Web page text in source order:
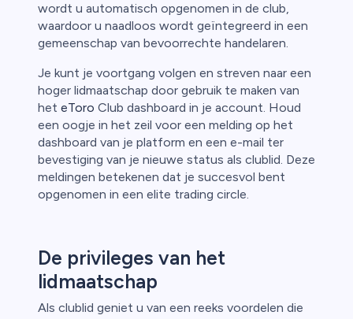
wordt u automatisch opgenomen in de club,
waardoor u naadloos wordt geïntegreerd in een
gemeenschap van bevoorrechte handelaren.
Je kunt je voortgang volgen en streven naar een
hoger lidmaatschap door gebruik te maken van
het eToro Club dashboard in je account. Houd
een oogje in het zeil voor een melding op het
dashboard van je platform en een e-mail ter
bevestiging van je nieuwe status als clublid. Deze
meldingen betekenen dat je succesvol bent
opgenomen in een elite trading circle.
De privileges van het
lidmaatschap
Als clublid geniet u van een reeks voordelen die